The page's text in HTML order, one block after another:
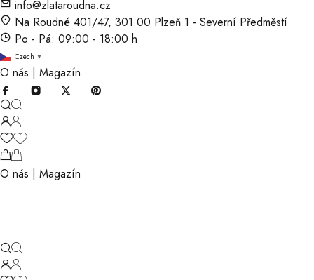
info@zlataroudna.cz
Na Roudné 401/47, 301 00 Plzeň 1 - Severní Předměstí
Po - Pá: 09:00 - 18:00 h
Czech ▼
O nás | Magazín
O nás | Magazín